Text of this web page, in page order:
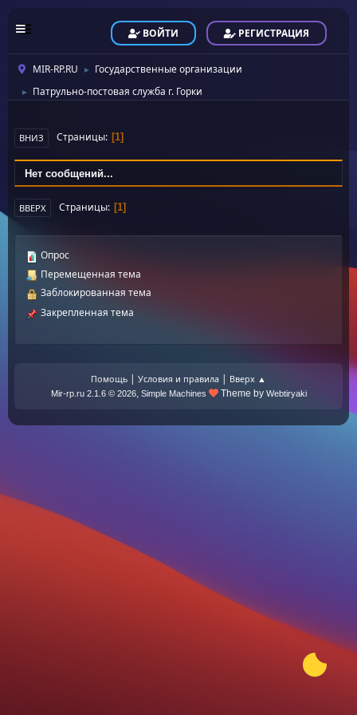
ВОЙТИ РЕГИСТРАЦИЯ
MIR-RP.RU ► Государственные организации
► Патрульно-постовая служба г. Горки
ВНИЗ Страницы 1
Нет сообщений...
ВВЕРХ Страницы 1
Опрос
Перемещенная тема
Заблокированная тема
Закрепленная тема
Помощь | Условия и правила | Вверх ▲
Mir-rp.ru 2.1.6 © 2026, Simple Machines Theme by Webtiryaki